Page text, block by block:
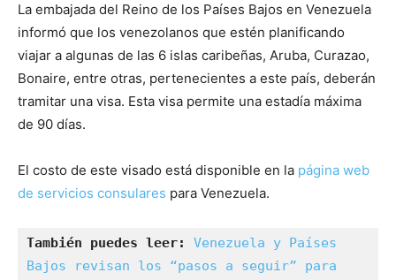
La embajada del Reino de los Países Bajos en Venezuela
informó que los venezolanos que estén planificando
viajar a algunas de las 6 islas caribeñas, Aruba, Curazao,
Bonaire, entre otras, pertenecientes a este país, deberán
tramitar una visa. Esta visa permite una estadía máxima
de 90 días.
El costo de este visado está disponible en la página web
de servicios consulares para Venezuela.
También puedes leer:
Venezuela y Países
Bajos revisan los “pasos a seguir” para